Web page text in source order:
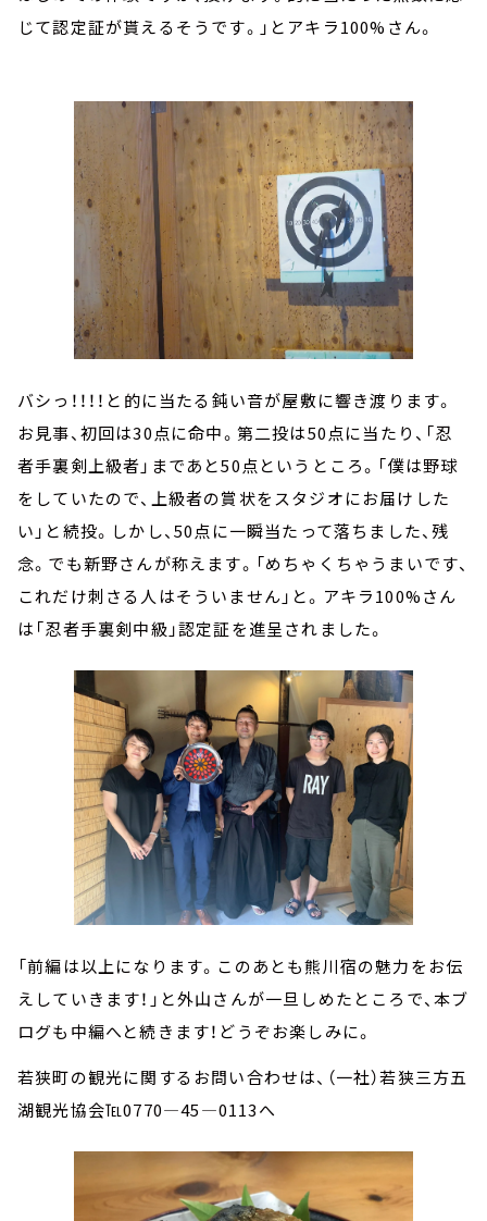
じて認定証が貰えるそうです。」とアキラ100%さん。
バシっ！！！！と的に当たる鈍い音が屋敷に響き渡ります。
お見事、初回は30点に命中。第二投は50点に当たり、「忍
者手裏剣上級者」まであと50点というところ。「僕は野球
をしていたので、上級者の賞状をスタジオにお届けした
い」と続投。しかし、50点に一瞬当たって落ちました、残
念。でも新野さんが称えます。「めちゃくちゃうまいです、
これだけ刺さる人はそういません」と。アキラ100%さん
は「忍者手裏剣中級」認定証を進呈されました。
「前編は以上になります。このあとも熊川宿の魅力をお伝
えしていきます！」と外山さんが一旦しめたところで、本ブ
ログも中編へと続きます！どうぞお楽しみに。
若狭町の観光に関するお問い合わせは、（一社）若狭三方五
湖観光協会℡0770—45—0113へ